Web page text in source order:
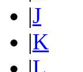
|J
|K